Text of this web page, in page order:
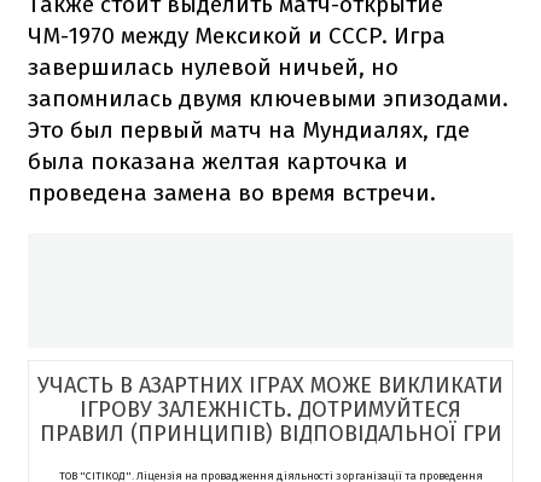
ЧМ-1970 между Мексикой и СССР. Игра
завершилась нулевой ничьей, но
запомнилась двумя ключевыми эпизодами.
Это был первый матч на Мундиалях, где
была показана желтая карточка и
проведена замена во время встречи.
УЧАСТЬ В АЗАРТНИХ ІГРАХ МОЖЕ ВИКЛИКАТИ
ІГРОВУ ЗАЛЕЖНІСТЬ. ДОТРИМУЙТЕСЯ
ПРАВИЛ (ПРИНЦИПІВ) ВІДПОВІДАЛЬНОЇ ГРИ
ТОВ "СІТІКОД". Ліцензія на провадження діяльності з організації та проведення